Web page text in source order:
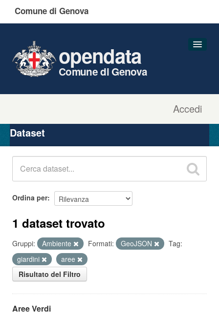
Comune di Genova
Accedi
opendata
Comune di Genova
Organizzazioni
Gruppi
Dataset
Ordina per
1 dataset trovato
Gruppi: Ambiente Formati: GeoJSON
Tag:
giardini
aree
Risultato del Filtro
Aree Verdi